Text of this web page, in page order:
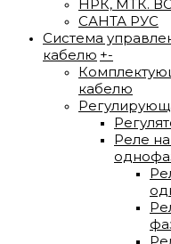
НРК, МТК.
САНТА РУС
Система
кабелю +-
кабелю
Реле